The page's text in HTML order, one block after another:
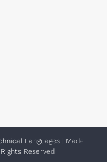
Languages | Made
Reserved